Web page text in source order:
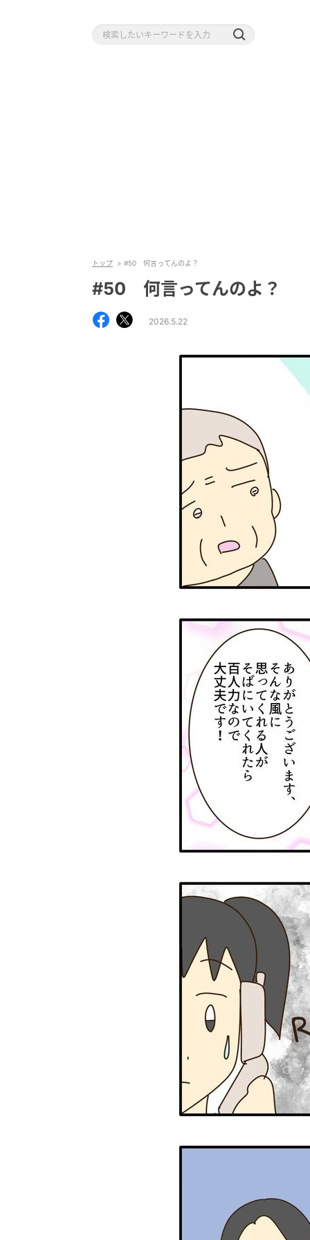
トップ #50 何言ってんのよ？
#50 何言ってんのよ？
2026.5.22